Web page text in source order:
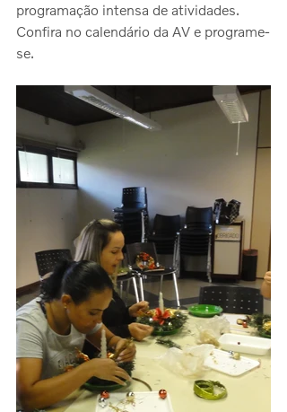
programação intensa de atividades.
Confira no calendário da AV e programe-
se.